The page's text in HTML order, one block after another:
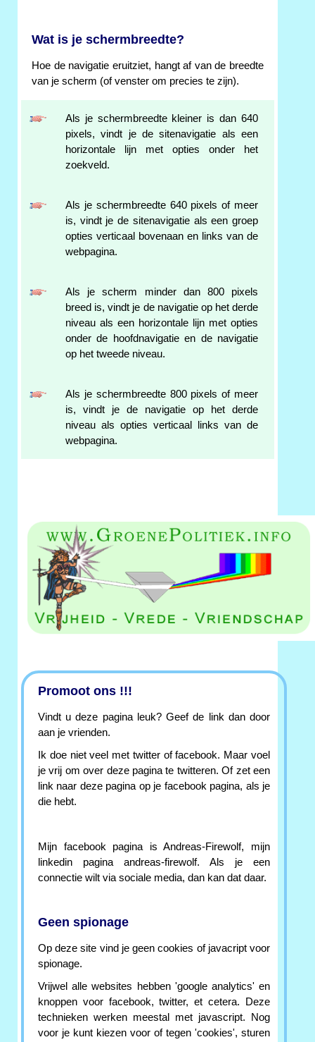
Wat is je schermbreedte?
Hoe de navigatie eruitziet, hangt af van de breedte
van je scherm (of venster om precies te zijn).
Als je schermbreedte kleiner is dan 640
pixels, vindt je de sitenavigatie als een
horizontale lijn met opties onder het
zoekveld.
Als je schermbreedte 640 pixels of meer
is, vindt je de sitenavigatie als een groep
opties verticaal bovenaan en links van de
webpagina.
Als je scherm minder dan 800 pixels
breed is, vindt je de navigatie op het derde
niveau als een horizontale lijn met opties
onder de hoofdnavigatie en de navigatie
op het tweede niveau.
Als je schermbreedte 800 pixels of meer
is, vindt je de navigatie op het derde
niveau als opties verticaal links van de
webpagina.
Promoot ons !!!
Vindt u deze pagina leuk? Geef de link dan door
aan je vrienden.
Ik doe niet veel met twitter of facebook. Maar voel
je vrij om over deze pagina te twitteren. Of zet een
link naar deze pagina op je facebook pagina, als je
die hebt.
Mijn facebook pagina is Andreas-Firewolf, mijn
linkedin pagina andreas-firewolf. Als je een
connectie wilt via sociale media, dan kan dat daar.
Geen spionage
Op deze site vind je geen cookies of javacript voor
spionage.
Vrijwel alle websites hebben 'google analytics' en
knoppen voor facebook, twitter, et cetera. Deze
technieken werken meestal met javascript. Nog
voor je kunt kiezen voor of tegen 'cookies', sturen